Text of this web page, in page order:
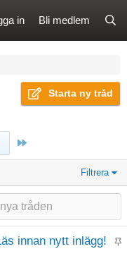
in Bli medlem
Starta ny tråd
Filtrera
K
innan nytt inlägg!